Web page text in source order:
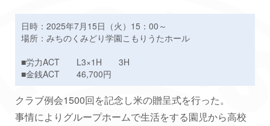
日時：2025年7月15日（火）15：00～
場所：みちのくみどり学園こもりうたホール
■労力ACT L3×1H 3H
■金銭ACT 46,700円
クラブ例会1500回を記念し米の贈呈式を行った。
事情によりグループホームで生活をする園児から高校